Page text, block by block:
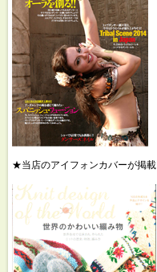
★当店のアイフォンカバーが掲載